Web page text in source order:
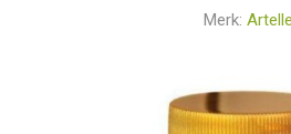
Merk: Artelle